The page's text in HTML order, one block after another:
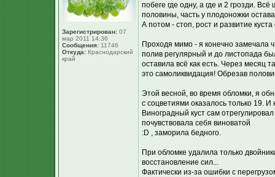
Зарегистрирован: 07
мар 2011 14:36
Сообщения: 11746
Откуда: Краснодарский
край
побеге где одну, а где и 2 грозди.
половины, часть у плодоножки
А потом - стоп, рост и развитие куста
Проходя мимо - я конечно замечала
полив регулярный и до листопада
оставила всё как есть. Через месяц
это самоликвидация! Обрезав
Этой весной, во время обломки, я
с соцветиями оказалось только 19.
Виноградный куст сам
почувствовала себя виноватой
:D , заморила бедного.
При обломке удалила только
восстановление сил...
Фактически из-за ошибки с